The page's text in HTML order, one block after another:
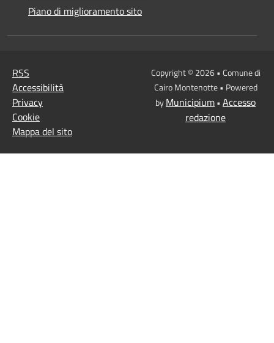
Piano di miglioramento sito
RSS
Accessibilità
Privacy
Cookie
Mappa del sito
Copyright © 2026 • Comune di
Cairo Montenotte • Powered
byMunicipium• Accesso
redazione